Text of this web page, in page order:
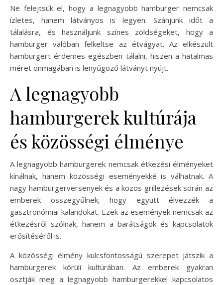
Ne felejtsük el, hogy a legnagyobb hamburger nemcsak
ízletes, hanem látványos is legyen. Szánjunk időt a
tálalásra, és használjunk színes zöldségeket, hogy a
hamburger valóban felkeltse az étvágyat. Az elkészült
hamburgert érdemes egészben tálalni, hiszen a hatalmas
méret önmagában is lenyűgöző látványt nyújt.
A legnagyobb
hamburgerek kultúrája
és közösségi élménye
A legnagyobb hamburgerek nemcsak étkezési élményeket
kínálnak, hanem közösségi eseményekké is válhatnak. A
nagy hamburgerversenyek és a közös grillezések során az
emberek összegyűlnek, hogy együtt élvezzék a
gasztronómiai kalandokat. Ezek az események nemcsak az
étkezésről szólnak, hanem a barátságok és kapcsolatok
erősítéséről is.
A közösségi élmény kulcsfontosságú szerepet játszik a
hamburgerek körüli kultúrában. Az emberek gyakran
osztják meg a legnagyobb hamburgerekkel kapcsolatos